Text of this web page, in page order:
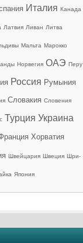
Италия Канада
Латвия Ливан Литва
Мальта Марокко
Норвегия ОАЭ Перу
Россия Румыния
Словакия Словения
Турция Украина
Хорватия
Швейцария Швеция Шри-
Япония